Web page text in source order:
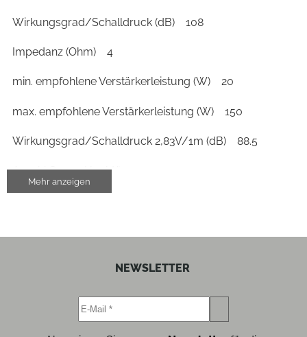
Wirkungsgrad/Schalldruck (dB) 108
Impedanz (Ohm) 4
min. empfohlene Verstärkerleistung (W) 20
max. empfohlene Verstärkerleistung (W) 150
Wirkungsgrad/Schalldruck 2,83V/1m (dB) 88.5
Anzahl Super-Hochtöner
Breite (cm) 27.8
14.2
Mehr anzeigen
NEWSLETTER